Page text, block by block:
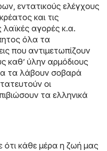
εντατικούς ελέγχους
και τις
αγορές κ.α.
όλα τα
που αντιμετωπίζουν
καθ’ ύλην αρμόδιους
τα λάβουν σοβαρά
οι
τα ελληνικά
ότι κάθε μέρα η ζωή μας